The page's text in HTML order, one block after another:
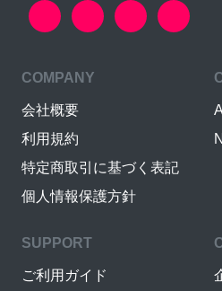
COMPANY
会社概要
利用規約
特定商取引に基づく表記
個人情報保護方針
SUPPORT
ご利用ガイド